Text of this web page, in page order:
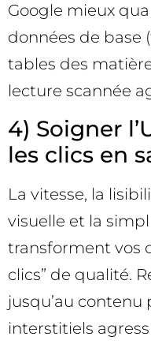
Google mieux
données de base
tables des
lecture scannée
4) Soigner
les clics en
La vitesse, la
visuelle et la
transforment vos
clics” de qualité.
jusqu’au
interstitiels